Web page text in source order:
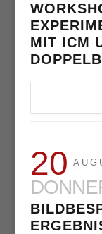
MIT ICM
20